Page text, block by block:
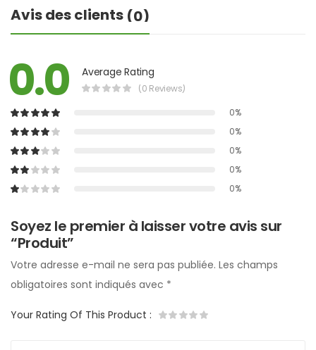
Avis des clients (0)
0.0 Average Rating
(0 Reviews)
0%
0%
0%
0%
0%
Soyez le premier à laisser votre avis sur
“Produit”
Votre adresse e-mail ne sera pas publiée. Les champs
obligatoires sont indiqués avec *
Your Rating Of This Product :